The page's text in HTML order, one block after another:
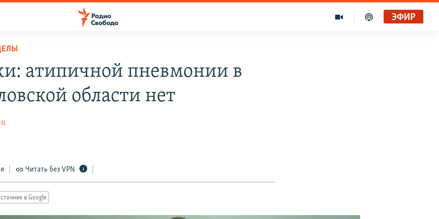
ЭФИР
атипичной пневмонии в
области нет
Читать без VPN
в Google